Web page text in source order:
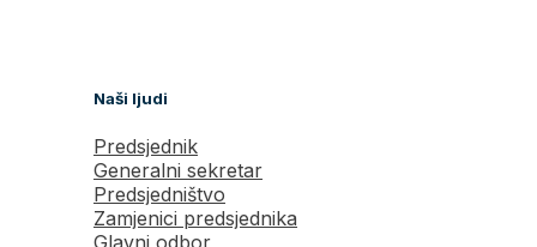
Naši ljudi
Predsjednik
Generalni sekretar
Predsjedništvo
Zamjenici predsjednika
Glavni odbor